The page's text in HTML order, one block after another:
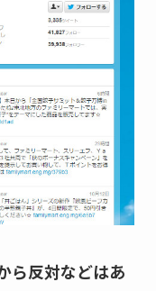
ら反対などはあ